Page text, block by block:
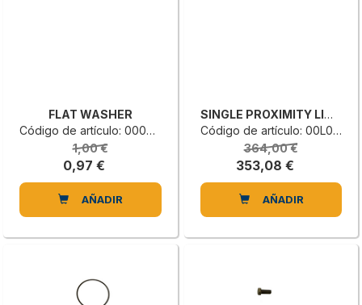
FLAT WASHER
Código de artículo: 0000305200C
1,00 €
0,97 €
AÑADIR
SINGLE PROXIMITY LIMIT SWITCH
Código de artículo: 00L0639151C
364,00 €
353,08 €
AÑADIR